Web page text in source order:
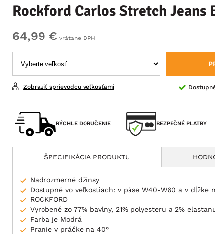
Rockford Carlos Stretch Jeans
64,99 € vrátane DPH
Zobraziť sprievodcu veľkosťami
RÝCHLE DORUČENIE BEZPEČNÉ PLATBY
ŠPECIFIKÁCIA PRODUKTU
Nadrozmerné džínsy
Dostupné vo veľkostiach: v páse W40-W60 a v dĺžke
ROCKFORD
Vyrobené zo 77% bavlny, 21% polyesteru a 2%
Farba je Modrá
Pranie v práčke na 40°